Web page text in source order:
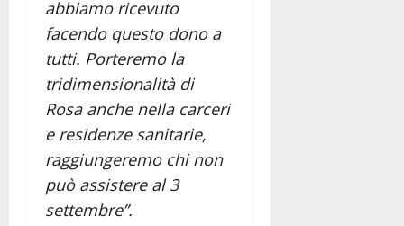
abbiamo ricevuto
facendo questo dono a
tutti. Porteremo la
tridimensionalità di
Rosa anche nella carceri
e residenze sanitarie,
raggiungeremo chi non
può assistere al 3
settembre”.